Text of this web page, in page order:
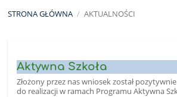
STRONA GŁÓWNA / AKTUALNOŚCI
Aktywna Szkoła
Złożony przez nas wniosek został
do realizacji w ramach Programu Aktywna